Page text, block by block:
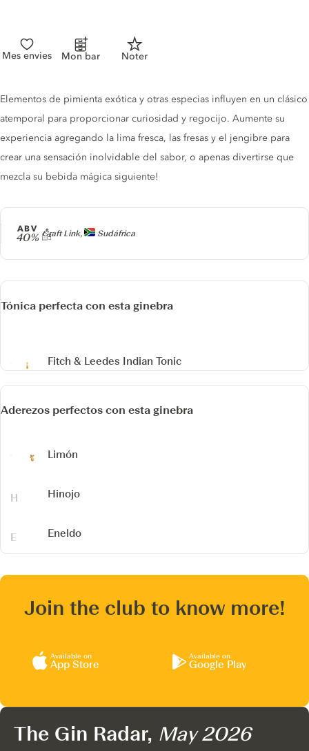
Mes envies Mon bar Noter
Producer
Craft Link, Sudáfrica
ABV
40%
Gin description
Elementos de pimienta exótica y otras especias influyen en un clásico
atemporal para proporcionar curiosidad y regocijo. Aumente su
experiencia agregando la lima fresca, las fresas y el jengibre para
crear una sensación inolvidable del sabor, o apenas divertirse que
mezcla su bebida mágica siguiente!
Tónica perfecta con esta ginebra
Fitch & Leedes Indian Tonic
Aderezos perfectos con esta ginebra
Limón
Hinojo
Eneldo
Join the club to know more!
Available on
App Store
Available on
Google Play
The Gin Radar, May 2026